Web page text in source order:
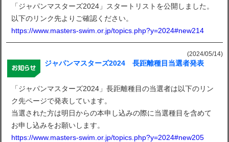
「ジャパンマスターズ2024」スタートリストを公開しました。
以下のリンク先よりご確認ください。
https://www.masters-swim.or.jp/topics.php?y=2024#new214
(2024/05/14)
ジャパンマスターズ2024 長距離種目当選者発表
「ジャパンマスターズ2024」長距離種目の当選者は以下のリン
ク先ページで発表しています。
当選された方は明日からの本申し込みの際に当選種目を含めて
お申し込みをお願いします。
https://www.masters-swim.or.jp/topics.php?y=2024#new205